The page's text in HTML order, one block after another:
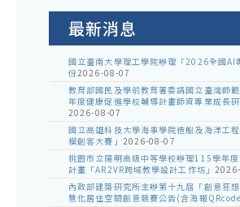
告
最新消息
國立臺南大學理工學院辦理「2026全國AI
份2026-08-07
教育部國民及學前教育署委請國立臺灣師
年度健康促進學校輔導計畫師資專業成長
2026-08-07
國立高雄科技大學海事學院造船及海洋工
模創客大賽」 2026-08-07
桃園市立陽明高級中等學校辦理115學年
計畫「AR2VR跨域教學設計工作坊」
內政部建築研究所主辦第十九屆「創意狂
慧化居住空間創意競賽公告(含海報